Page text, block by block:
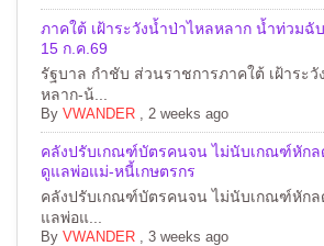
ภาคใต้ เฝ้าระวังน้ำป่าไหลหลาก น้ำท่วมฉั
15 ก.ค.69
รัฐบาล กำชับ ส่วนราชการภาคใต้ เฝ้าระวั
หลาก-น้...
By VWANDER 2 weeks ago
คลังปรับเกณฑ์บัตรคนจน ไม่นับเกณฑ์หักล
ดูแลพ่อแม่-หนี้เกษตรกร
คลังปรับเกณฑ์บัตรคนจน ไม่นับเกณฑ์หักล
แลพ่อแ...
By VWANDER 3 weeks ago